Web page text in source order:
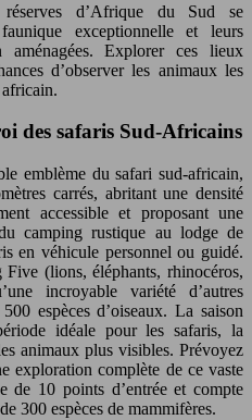
d’Afrique du Sud se
exceptionnelle et leurs
aménagées. Explorer ces lieux
d’observer les animaux les
des safaris Sud-Africains
emblème du safari sud-africain,
carrés, abritant une densité
accessible et proposant une
camping rustique au lodge de
en véhicule personnel ou guidé.
(lions, éléphants, rhinocéros,
incroyable variété d’autres
espèces d’oiseaux. La saison
idéale pour les safaris, la
animaux plus visibles. Prévoyez
exploration complète de ce vaste
de 10 points d’entrée et compte
300 espèces de mammifères.